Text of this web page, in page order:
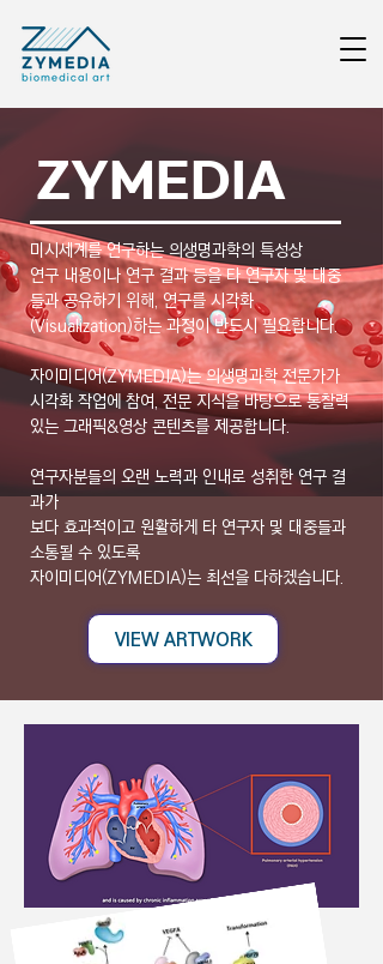
ZYMEDIA
미시세계를 연구하는 의생명과학의 특성상
연구 내용이나 연구 결과 등을 타 연구자 및 대중
들과 공유하기 위해,연구를 시각화
(Visualization)하는 과정이 반드시 필요합니다.
자이미디어(ZYMEDIA)는 의생명과학 전문가가
시각화 작업에 참여,전문 지식을 바탕으로 통찰력
있는 그래픽&영상 콘텐츠를 제공합니다.
연구자분들의 오랜 노력과 인내로 성취한 연구 결
과가
보다 효과적이고 원활하게 타 연구자 및 대중들과
소통될 수 있도록
자이미디어(ZYMEDIA)는 최선을 다하겠습니다.
VIEW ARTWORK